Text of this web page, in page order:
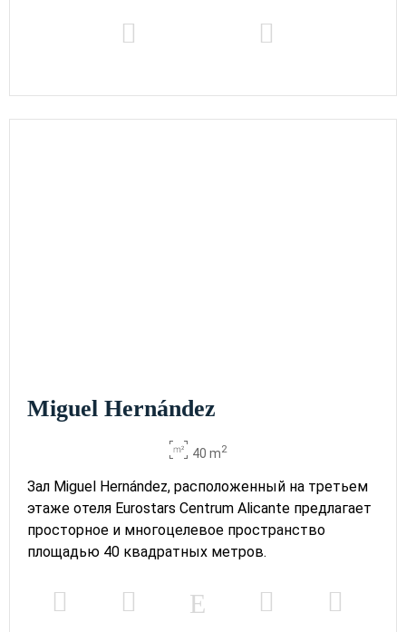
Miguel Hernández
40 m2
Зал Miguel Hernández, расположенный на третьем
этаже отеля Eurostars Centrum Alicante предлагает
просторное и многоцелевое пространство
площадью 40 квадратных метров.